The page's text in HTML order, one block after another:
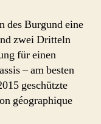
des Burgund eine
zwei Dritteln
für einen
– am besten
geschützte
géographique